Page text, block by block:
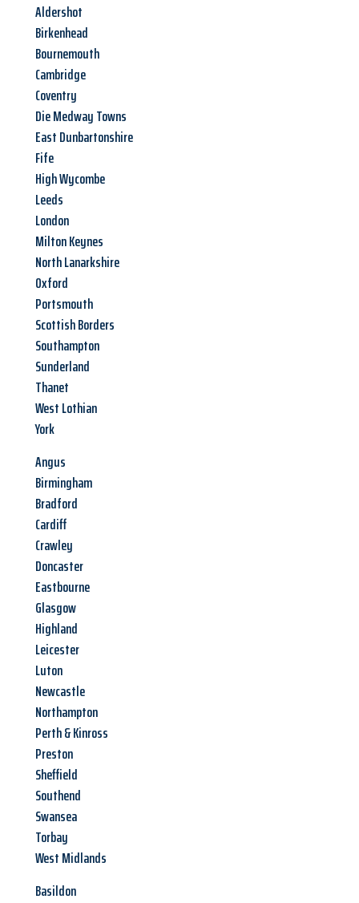
Aldershot
Birkenhead
Bournemouth
Cambridge
Coventry
Die Medway Towns
East Dunbartonshire
Fife
High Wycombe
Leeds
London
Milton Keynes
North Lanarkshire
Oxford
Portsmouth
Scottish Borders
Southampton
Sunderland
Thanet
West Lothian
York
Angus
Birmingham
Bradford
Cardiff
Crawley
Doncaster
Eastbourne
Glasgow
Highland
Leicester
Luton
Newcastle
Northampton
Perth & Kinross
Preston
Sheffield
Southend
Swansea
Torbay
West Midlands
Basildon